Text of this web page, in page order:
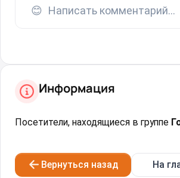
😊 Написать комментарий...
Информация
Посетители, находящиеся в группе
Вернуться назад На